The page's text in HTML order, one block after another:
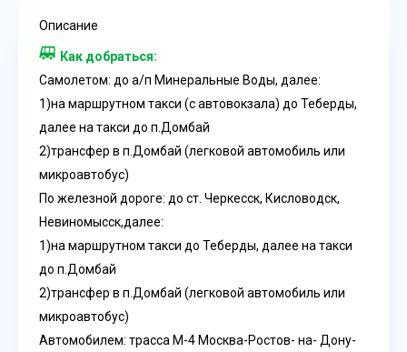
Описание
Как добраться:
Самолетом: до а/п Минеральные Воды, далее:
1)на маршрутном такси (с автовокзала) до Теберды,
далее на такси до п.Домбай
2)трансфер в п.Домбай (легковой автомобиль или
микроавтобус)
По железной дороге: до ст. Черкесск, Кисловодск,
Невиномысск,далее:
1)на маршрутном такси до Теберды, далее на такси
до п.Домбай
2)трансфер в п.Домбай (легковой автомобиль или
микроавтобус)
Автомобилем: трасса М-4 Москва-Ростов- на- Дону-